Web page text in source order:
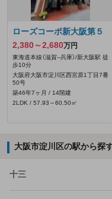
ローズコーポ新大阪第５
2,380～2,680万円
東海道本線（滋賀--兵庫）/新大阪駅 徒
歩10分
大阪府大阪市淀川区西宮原1丁目7番
50号
築46年7ヶ月 / 14階建
2LDK / 57.93～60.50㎡
大阪市淀川区の駅から探
十三